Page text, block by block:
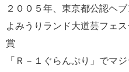
２００５年、東京都公認ヘ
よみうりランド大道芸フェ
賞
「Ｒ－１ぐらんぷり」でマ